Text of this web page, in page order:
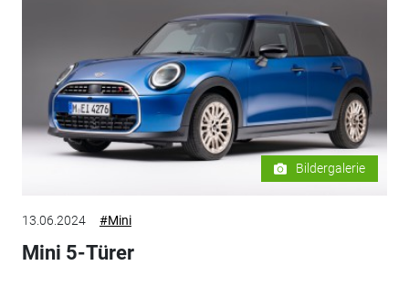
Bildergalerie
13.06.2024 #Mini
Mini 5-Türer